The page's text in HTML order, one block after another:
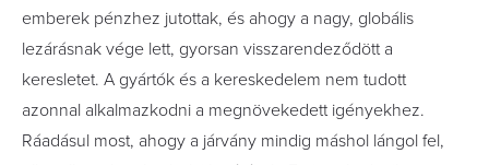
emberek pénzhez jutottak, és ahogy a nagy, globális
lezárásnak vége lett, gyorsan visszarendeződött a
keresletet. A gyártók és a kereskedelem nem tudott
azonnal alkalmazkodni a megnövekedett igényekhez.
Ráadásul most, ahogy a járvány mindig máshol lángol fel,